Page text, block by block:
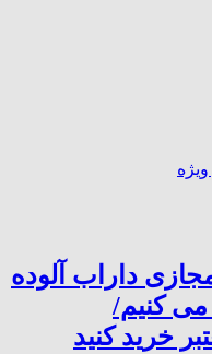
ویژه
داراب آلوده
می کنیم/
خرید کنید